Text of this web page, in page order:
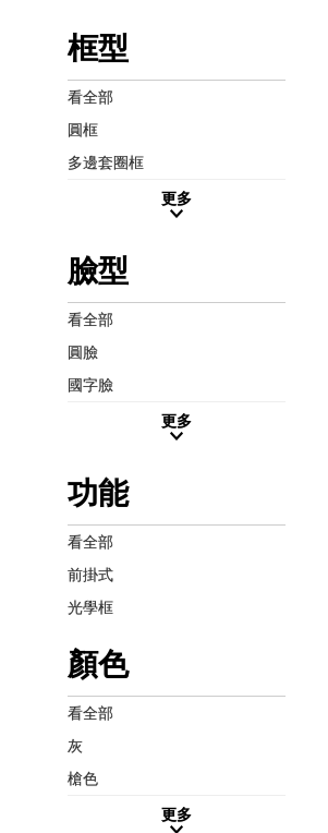
框型
看全部
圓框
多邊套圈框
更多
臉型
看全部
圓臉
國字臉
更多
功能
看全部
前掛式
光學框
顏色
看全部
灰
槍色
更多